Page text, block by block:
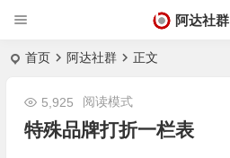
阿达社群
首页 阿达社群 正文
特殊品牌打折一栏表
5,925 阅读模式